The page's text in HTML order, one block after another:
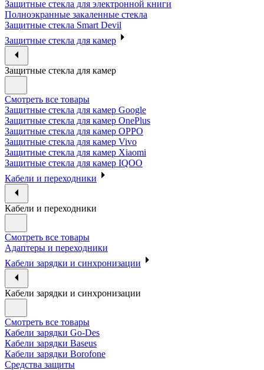
Защитные стекла для электронной книги
Полноэкранные закаленные стекла
Защитные стекла Smart Devil
Защитные стекла для камер
Защитные стекла для камер
Смотреть все товары
Защитные стекла для камер Google
Защитные стекла для камер OnePlus
Защитные стекла для камер OPPO
Защитные стекла для камер Vivo
Защитные стекла для камер Xiaomi
Защитные стекла для камер IQOO
Кабели и переходники
Кабели и переходники
Смотреть все товары
Адаптеры и переходники
Кабели зарядки и синхронизации
Кабели зарядки и синхронизации
Смотреть все товары
Кабели зарядки Go-Des
Кабели зарядки Baseus
Кабели зарядки Borofone
Средства защиты